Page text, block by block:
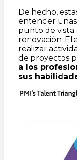
De hecho,
entender unas
punto de vista
renovación.
realizar
de proyectos
a los
sus